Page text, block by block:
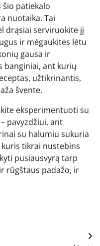
šio patiekalo
nuotaika. Tai
drąsiai serviruokite jį
ir mėgaukitės lėtu
gausa ir
banginiai, ant kurių
užtikrinantis,
švente.
eksperimentuoti su
pavyzdžiui, ant
su halumiu sukuria
tikrai nustebins
pusiausvyrą tarp
rūgštaus padažo, ir